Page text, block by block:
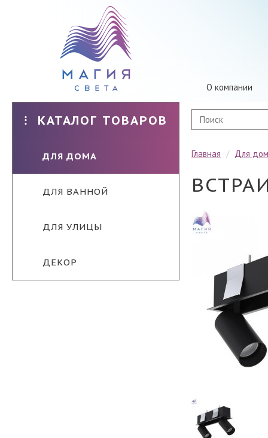
О компании
КАТАЛОГ ТОВАРОВ
ДЛЯ ДОМА
ДЛЯ ВАННОЙ
ДЛЯ УЛИЦЫ
ДЕКОР
Главная / Для